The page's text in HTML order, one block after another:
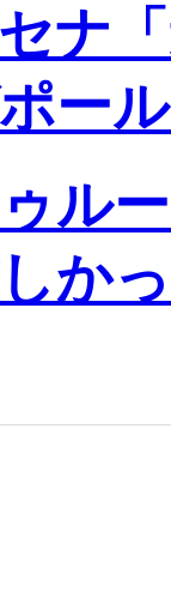
ナ
ー
ル
か